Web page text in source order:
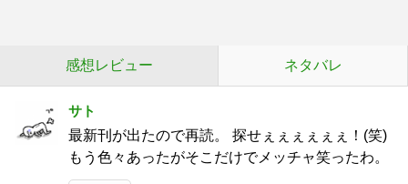
感想レビュー ネタバレ
サト
最新刊が出たので再読。 探せぇぇぇぇぇぇ！(笑)
もう色々あったがそこだけでメッチャ笑ったわ。